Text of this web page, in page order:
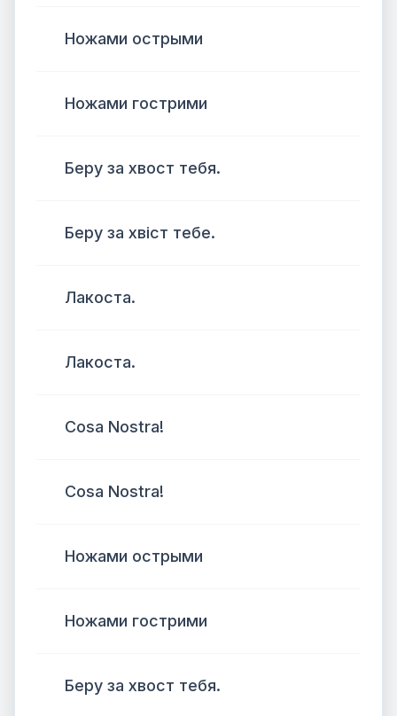
Ножами острыми
Ножами гострими
Беру за хвост тебя.
Беру за хвіст тебе.
Лакоста.
Лакоста.
Cosa Nostra!
Cosa Nostra!
Ножами острыми
Ножами гострими
Беру за хвост тебя.